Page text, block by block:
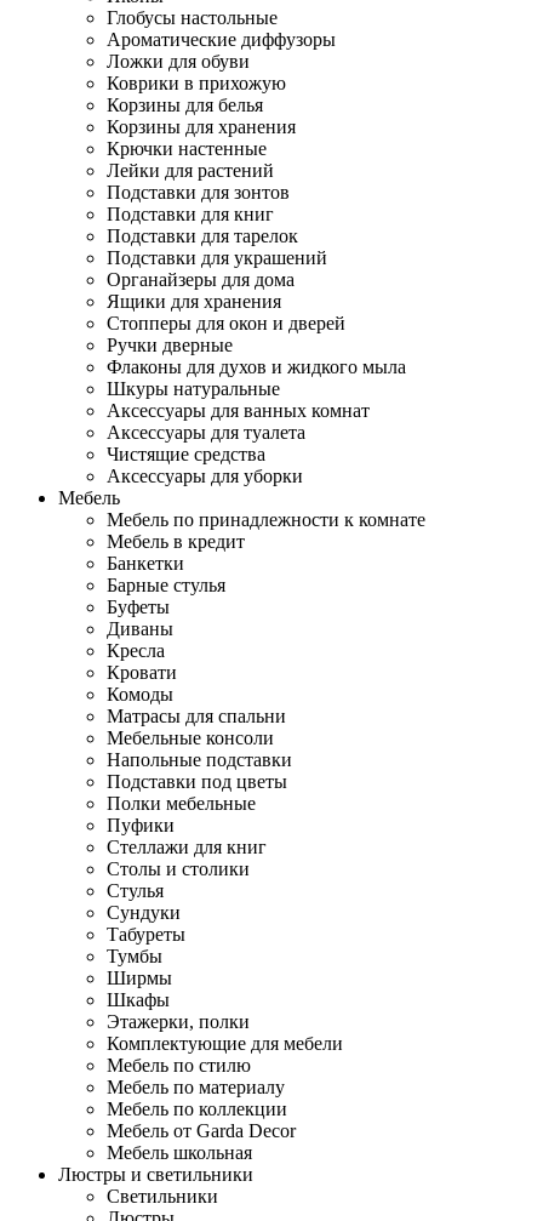
Глобусы настольные
Ароматические диффузоры
Ложки для обуви
Коврики в прихожую
Корзины для белья
Корзины для хранения
Крючки настенные
Лейки для растений
Подставки для зонтов
Подставки для книг
Подставки для тарелок
Подставки для украшений
Органайзеры для дома
Ящики для хранения
Стопперы для окон и дверей
Ручки дверные
Флаконы для духов и жидкого мыла
Шкуры натуральные
Аксессуары для ванных комнат
Аксессуары для туалета
Чистящие средства
Аксессуары для уборки
Мебель
Мебель по принадлежности к комнате
Мебель в кредит
Банкетки
Барные стулья
Буфеты
Диваны
Кресла
Кровати
Комоды
Матрасы для спальни
Мебельные консоли
Напольные подставки
Подставки под цветы
Полки мебельные
Пуфики
Стеллажи для книг
Столы и столики
Стулья
Сундуки
Табуреты
Тумбы
Ширмы
Шкафы
Этажерки, полки
Комплектующие для мебели
Мебель по стилю
Мебель по материалу
Мебель по коллекции
Мебель от Garda Decor
Мебель школьная
Люстры и светильники
Светильники